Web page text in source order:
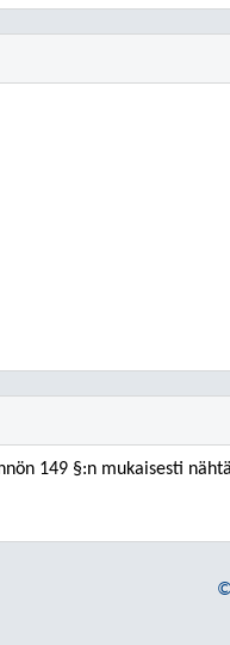
149 §:n mukaisesti